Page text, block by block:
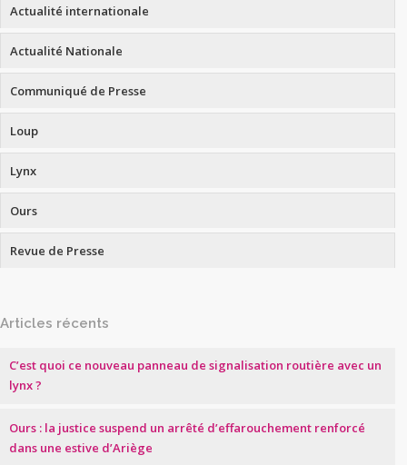
Actualité internationale
Actualité Nationale
Communiqué de Presse
Loup
Lynx
Ours
Revue de Presse
Articles récents
C’est quoi ce nouveau panneau de signalisation routière avec un
lynx ?
Ours : la justice suspend un arrêté d’effarouchement renforcé
dans une estive d’Ariège